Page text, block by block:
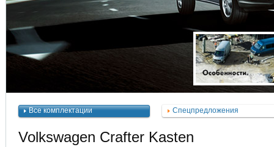
Все комплектации Спецпредложения
Volkswagen Crafter Kasten